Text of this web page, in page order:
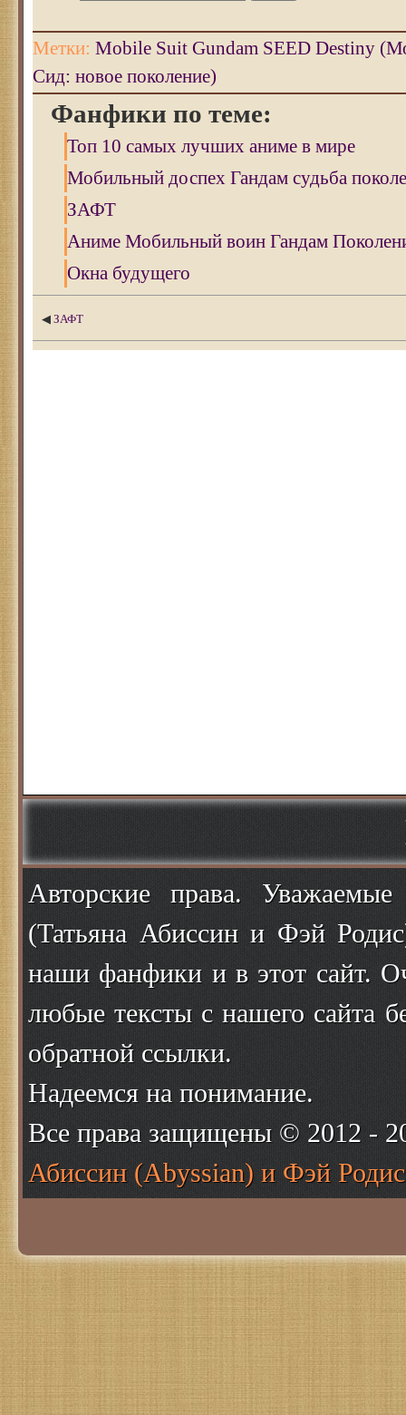
Метки: Mobile Suit Gundam SEED Destiny
Сид: новое поколение)
Фанфики по теме:
Топ 10 самых лучших аниме в мире
Мобильный доспех Гандам судьба
ЗАФТ
Аниме Мобильный воин Гандам
Окна будущего
◀ ЗАФТ
Авторские права.
(Татьяна Абиссин и Фэй
наши фанфики и в этот сайт.
любые тексты с нашего сайта
обратной ссылки.
Надеемся на понимание.
Все права защищены © 2012 -
Абиссин (Abyssian) и Фэй